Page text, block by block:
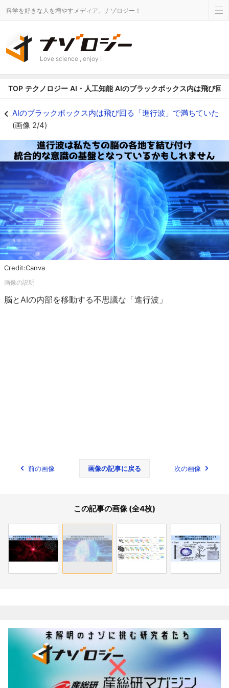
科学を好きな人を増やすメディア、ナゾロジー！
Love science , enjoy !
TOP テクノロジー AI・人工知能 AIのブラックボックス内は飛び回
AIのブラックボックス内は飛び回る「進行波」で満ちていた
(画像 2/4)
Credit:Canva
脳とAIの内部を移動する不思議な「進行波」
前の画像 画像の記事に戻る 次の画像
この記事の画像 (全4枚)